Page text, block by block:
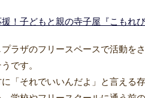
！子どもと親の寺子屋『こもれび
ラザのフリースペースで活動を
です。
「それでいいんだよ」と言える